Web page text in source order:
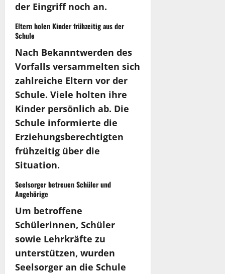
der Eingriff noch an.
Eltern holen Kinder frühzeitig aus der
Schule
Nach Bekanntwerden des
Vorfalls versammelten sich
zahlreiche Eltern vor der
Schule. Viele holten ihre
Kinder persönlich ab. Die
Schule informierte die
Erziehungsberechtigten
frühzeitig über die
Situation.
Seelsorger betreuen Schüler und
Angehörige
Um betroffene
Schülerinnen, Schüler
sowie Lehrkräfte zu
unterstützen, wurden
Seelsorger an die Schule